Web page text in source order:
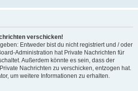
verschicken!
Entweder bist du nicht registriert und / oder
Administration hat Private Nachrichten für
Außerdem könnte es sein, dass der
Nachrichten zu verschicken, entzogen hat.
um weitere Informationen zu erhalten.